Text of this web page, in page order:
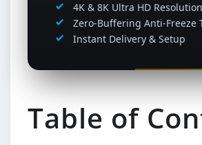
4K & 8K Ultra HD Resolution
Zero-Buffering Anti-Freeze
Instant Delivery & Setup
Table of